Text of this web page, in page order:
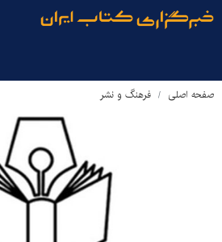
صفحه اصلی فرهنگ و نشر